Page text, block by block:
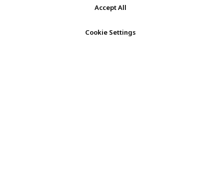
Задать вопрос
Accept All
Cookie Settings